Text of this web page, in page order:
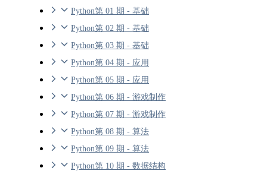
Python第 01 期 - 基础
Python第 02 期 - 基础
Python第 03 期 - 基础
Python第 04 期 - 应用
Python第 05 期 - 应用
Python第 06 期 - 游戏制作
Python第 07 期 - 游戏制作
Python第 08 期 - 算法
Python第 09 期 - 算法
Python第 10 期 - 数据结构